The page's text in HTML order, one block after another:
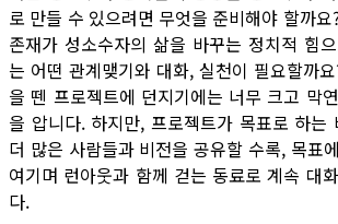
로 만들 수 있으려면 무엇을 준비해야 할까
존재가 성소수자의 삶을 바꾸는 정치적 힘
는 어떤 관계맺기와 대화, 실천이 필요할까
을 뗀 프로젝트에 던지기에는 너무 크고 막
을 압니다. 하지만, 프로젝트가 목표로 하는
더 많은 사람들과 비전을 공유할 수록, 목표
여기며 런아웃과 함께 걷는 동료로 계속 대
다.